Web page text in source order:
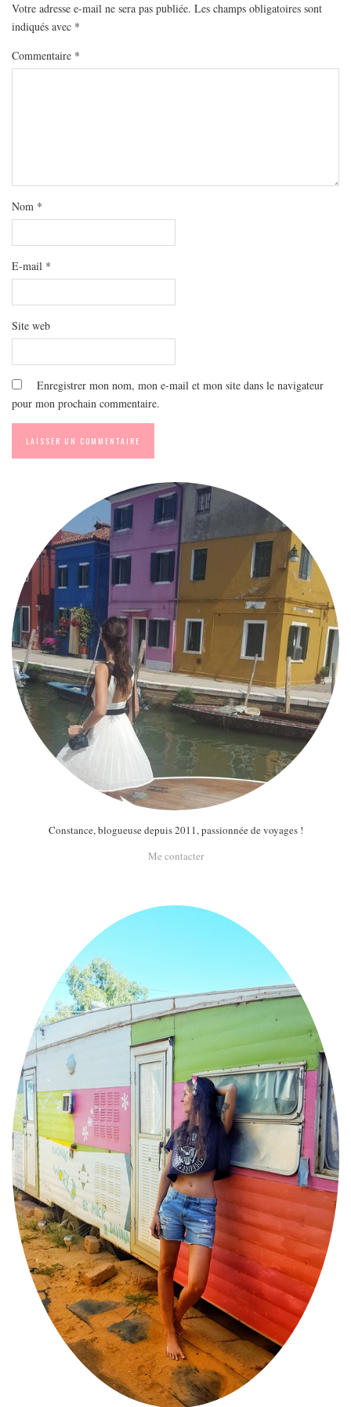
MODE
BEAUTÉ
DIVERSES BOX
Votre adresse e-mail ne sera pas publiée. Les champs obligatoires sont
indiqués avec *
Commentaire *
Nom *
E-mail *
Site web
Enregistrer mon nom, mon e-mail et mon site dans le navigateur
pour mon prochain commentaire.
Constance, blogueuse depuis 2011, passionnée de voyages !
Me contacter